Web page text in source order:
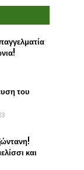
του
και